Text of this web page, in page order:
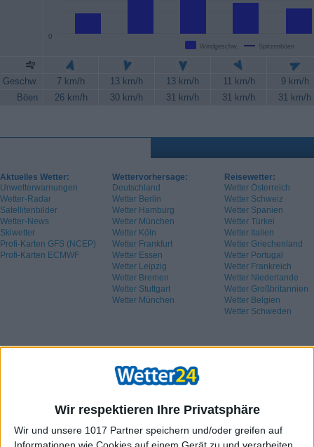
Wir respektieren Ihre Privatsphäre
Wir und unsere 1017 Partner speichern und/oder greifen auf
Informationen wie Cookies auf einem Gerät zu und verarbeiten
Windgeschw. Spitzenböen
0
Geschw. 7 km/h 13 km/h 13 km/h 11 km/h
9 km/h
Böen
26 km/h 30 km/h 31 km/h 31 km/h 31 km/h
Aktuelles Wetter:
Unwetterwarnungen
Wetter-Radar
Satellitenbilder
Wetter-News
Skiwetter
Profi-Karten GFS (NCEP)
Profi-Karten ECMWF
Wettervorhersage:
Deutschland
Wetter Berlin
Wetter Hamburg
Wetter München
Wetter Köln
Wetter Frankfurt
Wetter Essen
Wetter Leipzig
Wetter Bremen
Wetter Stuttgart
Wetter München
Reisewetter:
Wetter Österreich
Wetter Schweiz
Wetter Spanien
Wetter Türkei
Wetter Italien
Wetter Griechenland
Wetter Portugal
Wetter Frankreich
Wetter Niederlande
Wetter Großbritannien
Wetter Belgien
Wetter Schweden